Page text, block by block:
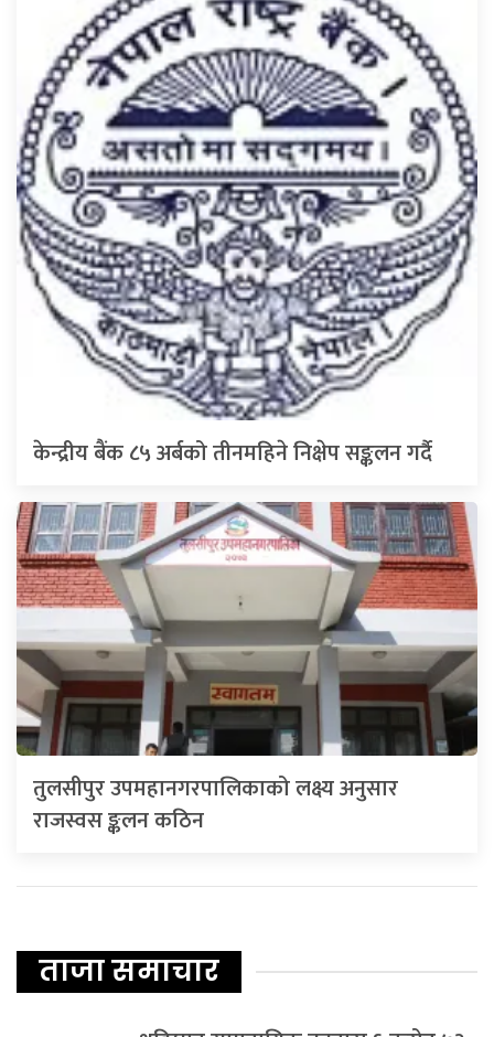
केन्द्रीय बैंक ८५ अर्बको तीनमहिने निक्षेप सङ्कलन गर्दै
तुलसीपुर उपमहानगरपालिकाको लक्ष्य अनुसार
राजस्वस ङ्कलन कठिन
ताजा समाचार